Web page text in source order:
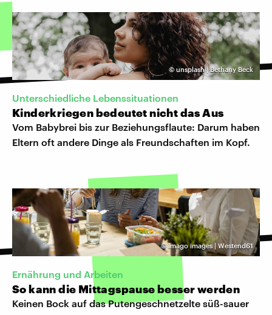
©unsplash | Bethany Beck
Unterschiedliche Lebenssituationen
Kinderkriegen bedeutet nicht das Aus
Vom Babybrei bis zur Beziehungsflaute: Darum haben
Eltern oft andere Dinge als Freundschaften im Kopf.
©imago images | Westend61
Ernährung und Arbeiten
So kann die Mittagspause besser werden
Keinen Bock auf das Putengeschnetzelte süß-sauer